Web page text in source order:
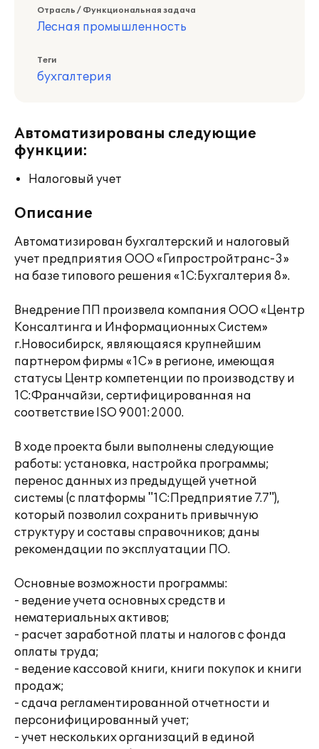
Отрасль / Функциональная задача
Лесная промышленность
Теги
бухгалтерия
Автоматизированы следующие
функции:
Налоговый учет
Описание
Автоматизирован бухгалтерский и налоговый
учет предприятия ООО «Гипростройтранс-3»
на базе типового решения «1С:Бухгалтерия 8».
Внедрение ПП произвела компания ООО «Центр
Консалтинга и Информационных Систем»
г.Новосибирск, являющаяся крупнейшим
партнером фирмы «1С» в регионе, имеющая
статусы Центр компетенции по производству и
1С:Франчайзи, сертифицированная на
соответствие ISO 9001:2000.
В ходе проекта были выполнены следующие
работы: установка, настройка программы;
перенос данных из предыдущей учетной
системы (с платформы "1С:Предприятие 7.7"),
который позволил сохранить привычную
структуру и составы справочников; даны
рекомендации по эксплуатации ПО.
Основные возможности программы:
- ведение учета основных средств и
нематериальных активов;
- расчет заработной платы и налогов с фонда
оплаты труда;
- ведение кассовой книги, книги покупок и книги
продаж;
- сдача регламентированной отчетности и
персонифицированный учет;
- учет нескольких организаций в единой